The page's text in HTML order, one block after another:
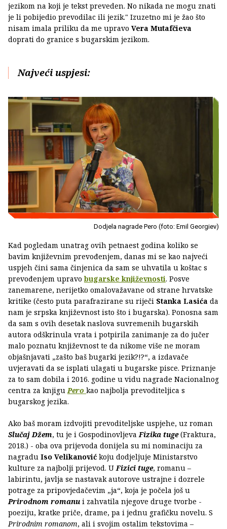
jezikom na koji je tekst preveden. No nikada ne mogu znati
je li pobijedio prevodilac ili jezik." Izuzetno mi je žao što
nisam imala priliku da me upravo Vera Mutafčieva
doprati do granice s bugarskim jezikom.
Najveći uspjesi:
Dodjela nagrade Pero (foto: Emil Georgiev)
Kad pogledam unatrag ovih petnaest godina koliko se
bavim književnim prevođenjem, danas mi se kao najveći
uspjeh čini sama činjenica da sam se uhvatila u koštac s
prevođenjem upravobugarske književnosti. Posve
zanemarene, nerijetko omalovažavane od strane hrvatske
kritike (često puta parafrazirane su riječi Stanka Lasića da
nam je srpska književnost isto što i bugarska). Ponosna sam
da sam s ovih desetak naslova suvremenih bugarskih
autora odškrinula vrata i potpirila zanimanje za do jučer
malo poznatu književnost te da nikome više ne moram
objašnjavati „zašto baš bugarki jezik?!?“, a izdavače
uvjeravati da se isplati ulagati u bugarske pisce. Priznanje
za to sam dobila i 2016. godine u vidu nagrade Nacionalnog
centra za knjiguPero kao najbolja prevoditeljica s
bugarskog jezika.
Ako baš moram izdvojiti prevoditeljske uspjehe, uz roman
Slučaj Džem, tu je i GospodinovljevaFizika tuge(Fraktura,
2018.) - oba ova prijevoda donijela su mi nominaciju za
nagradu Iso Velikanović koju dodjeljuje Ministarstvo
kulture za najbolji prijevod. UFizici tuge, romanu –
labirintu, javlja se nastavak autorove ustrajne i dozrele
potrage za pripovjedačevim „ja“, koja je počela još u
Prirodnom romanu i zahvatila njegove druge tvorbe -
poeziju, kratke priče, drame, pa i jednu grafičku novelu. S
Prirodnim romanom, ali i svojim ostalim tekstovima –